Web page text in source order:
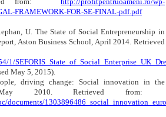
FRAMEWORK-FOR-SE-FINAL-pdf.pdf
U. The State of Social Entrepreneurship in
Aston Business School, April 2014. Retrieved
1/
May 5, 2015).
driving change: Social innovation in the
May 2010. Retrieved from:
documents/